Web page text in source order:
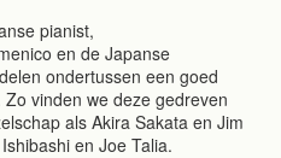
pianist,
en de Japanse
ondertussen een goed
vinden we deze gedreven
als Akira Sakata en Jim
en Joe Talia.